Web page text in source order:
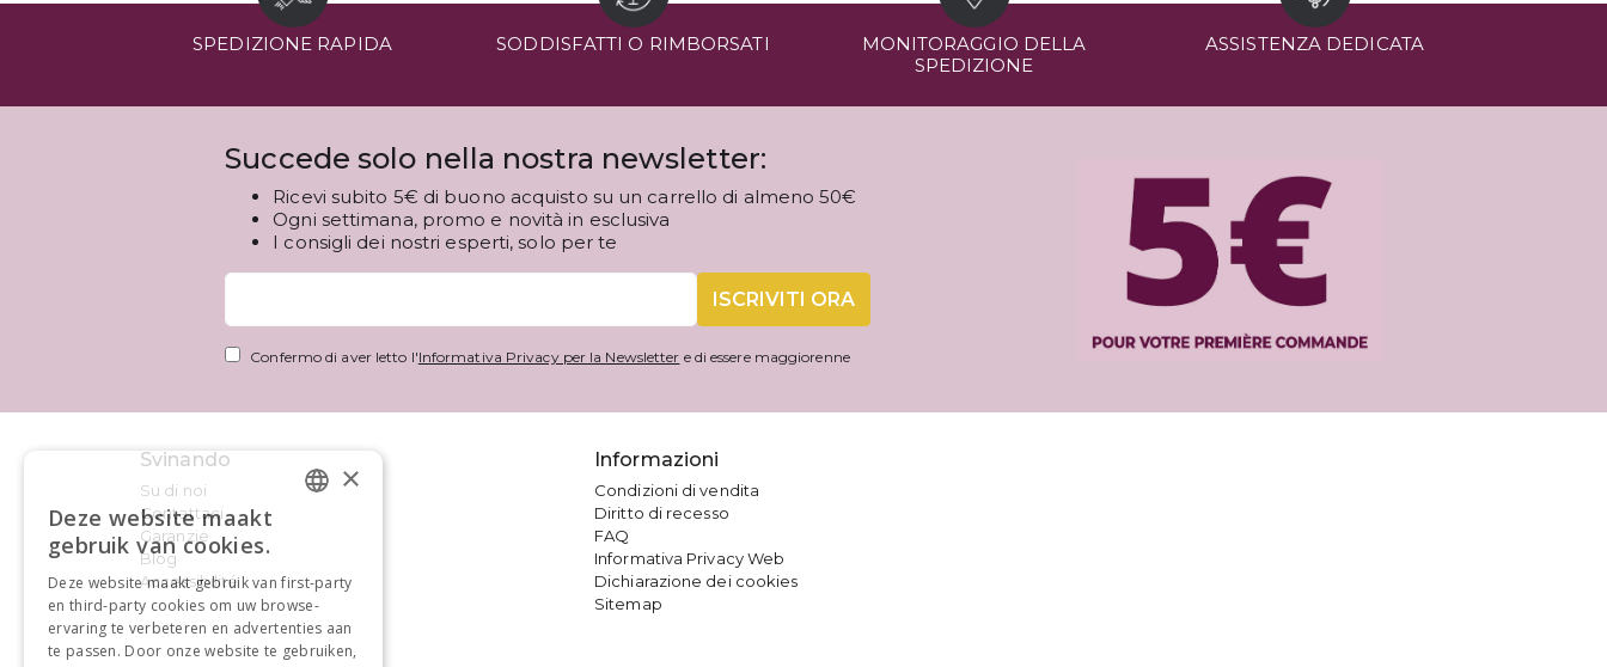
SPEDIZIONE RAPIDA SODDISFATTI O RIMBORSATI
MONITORAGGIO DELLA
SPEDIZIONE
ASSISTENZA DEDICATA
Succede solo nella nostra newsletter:
Ricevi subito 5€ di buono acquisto su un carrello di almeno 50€
Ogni settimana, promo e novità in esclusiva
I consigli dei nostri esperti, solo per te
ISCRIVITI ORA
Confermo di aver letto l'Informativa Privacy per la Newsletter e di essere maggiorenne
Svinando
Su di noi
Contattaci
Garanzie
Blog
Accessibilité
Informazioni
Condizioni di vendita
Diritto di recesso
FAQ
Informativa Privacy Web
Dichiarazione dei cookies
Sitemap
×
Deze website maakt
gebruik van cookies.
Deze website maakt gebruik van first-party
en third-party cookies om uw browse-
ervaring te verbeteren en advertenties aan
te passen. Door onze website te gebruiken,